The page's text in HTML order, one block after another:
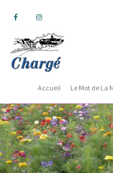
Accueil Le Mot de La